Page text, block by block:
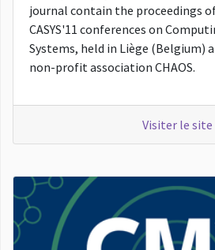
journal contain the proceedings of
CASYS'11 conferences on
Systems, held in Liège (Belgium)
non-profit association CHAOS.
Visiter le site